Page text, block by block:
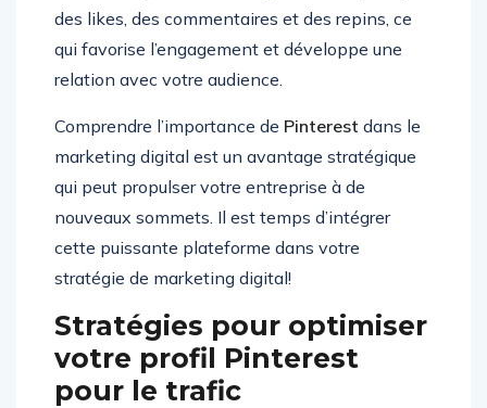
des likes, des commentaires et des repins, ce
qui favorise l’engagement et développe une
relation avec votre audience.
Comprendre l’importance de Pinterest dans le
marketing digital est un avantage stratégique
qui peut propulser votre entreprise à de
nouveaux sommets. Il est temps d’intégrer
cette puissante plateforme dans votre
stratégie de marketing digital!
Stratégies pour optimiser
votre profil Pinterest
pour le trafic